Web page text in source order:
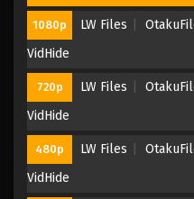
1080p LW Files
VidHide
720p LW Files
VidHide
480p LW Files
VidHide